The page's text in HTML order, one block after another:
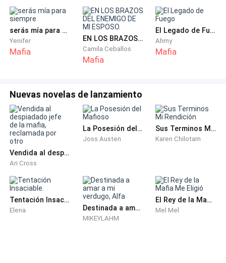
serás mía para siempre
Yenifer
Mafia
EN LOS BRAZOS DEL ENEMIGO DE MI ESPOSO.
Camila Ceballos
Mafia
El Legado de Fuego
Ahmy
Mafia
Nuevas novelas de lanzamiento
Vendida al despiadado jefe de la mafia, reclamada por otro
Ari Cross
La Posesión del Mafioso
Joss Austen
Sus Terminos Mi Rendición
Karen Chilotam
Tentación Insaciable.
Elena Destinada a amar a mi verdugo, Alfa
MIKEYLAHM
El Rey de la Mafia Me Eligió
Mel Mel